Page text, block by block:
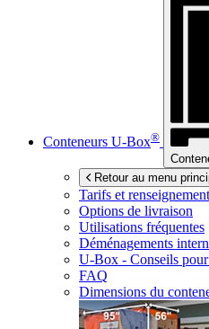
Conteneurs U-Box®
Retour au menu
Tarifs et
Options de livraison
Utilisations fréquentes
Déménagements
U-Box - Conseils
FAQ
Dimensions du